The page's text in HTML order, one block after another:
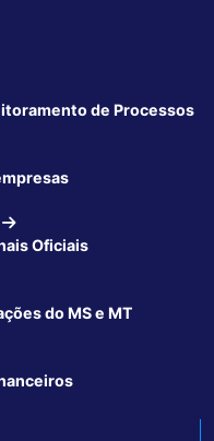
de Processos
Oficiais
do MS e MT